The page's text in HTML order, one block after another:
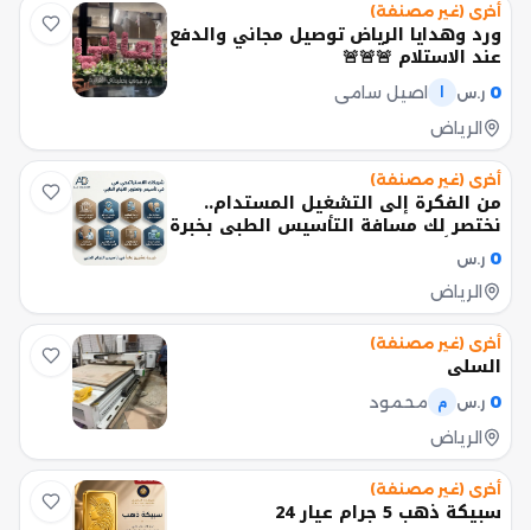
أخرى (غير مصنفة)
ورد وهدايا الرياض توصيل مجاني والدفع
عند الاستلام 🚨🚨🚨
0 ر.س
اصيل سامي
الرياض
أخرى (غير مصنفة)
من الفكرة إلى التشغيل المستدام..
نختصر لك مسافة التأسيس الطبي بخبرة
20 عاماً
0 ر.س
الرياض
أخرى (غير مصنفة)
السلي
0 ر.س م
محمود
الرياض
أخرى (غير مصنفة)
سبيكة ذهب 5 جرام عيار 24